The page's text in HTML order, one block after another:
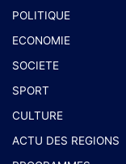
POLITIQUE
ECONOMIE
SOCIETE
SPORT
CULTURE
ACTU DES REGIONS